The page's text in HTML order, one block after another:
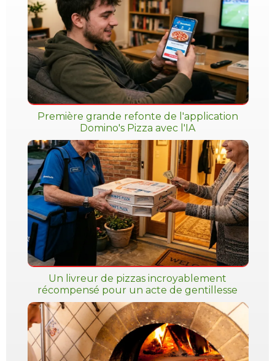
Première grande refonte de l'application
Domino's Pizza avec l'IA
Un livreur de pizzas incroyablement
récompensé pour un acte de gentillesse